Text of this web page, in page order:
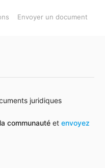
Envoyer un document
juridiques
communauté et envoyez